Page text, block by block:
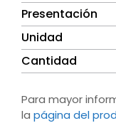
Presentación
Unidad
Cantidad
Para mayor
la página del